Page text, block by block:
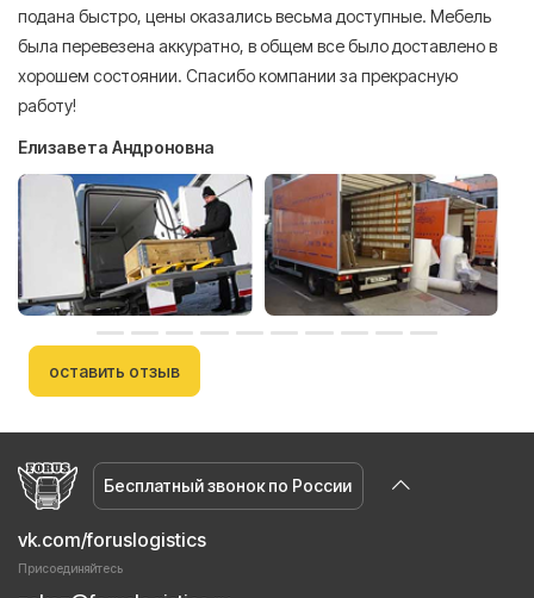
подана быстро, цены оказались весьма доступные. Мебель
была перевезена аккуратно, в общем все было доставлено в
хорошем состоянии. Спасибо компании за прекрасную
работу!
Елизавета Андроновна
оставить отзыв
Бесплатный звонок по России
vk.com/foruslogistics
Присоединяйтесь